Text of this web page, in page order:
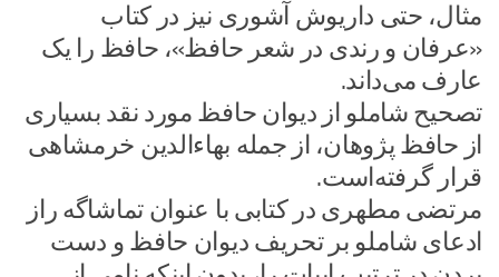
مثال، حتی داریوش آشوری نیز در کتاب
«عرفان و رندی در شعر حافظ»، حافظ را یک
عارف می‌داند.
تصحیح شاملو از دیوان حافظ مورد نقد بسیاری
از حافظ پژوهان، از جمله بهاءالدین خرمشاهی
قرار گرفته‌است.
مرتضی مطهری در کتابی با عنوان تماشاگه راز
ادعای شاملو بر تحریف دیوان حافظ و دست